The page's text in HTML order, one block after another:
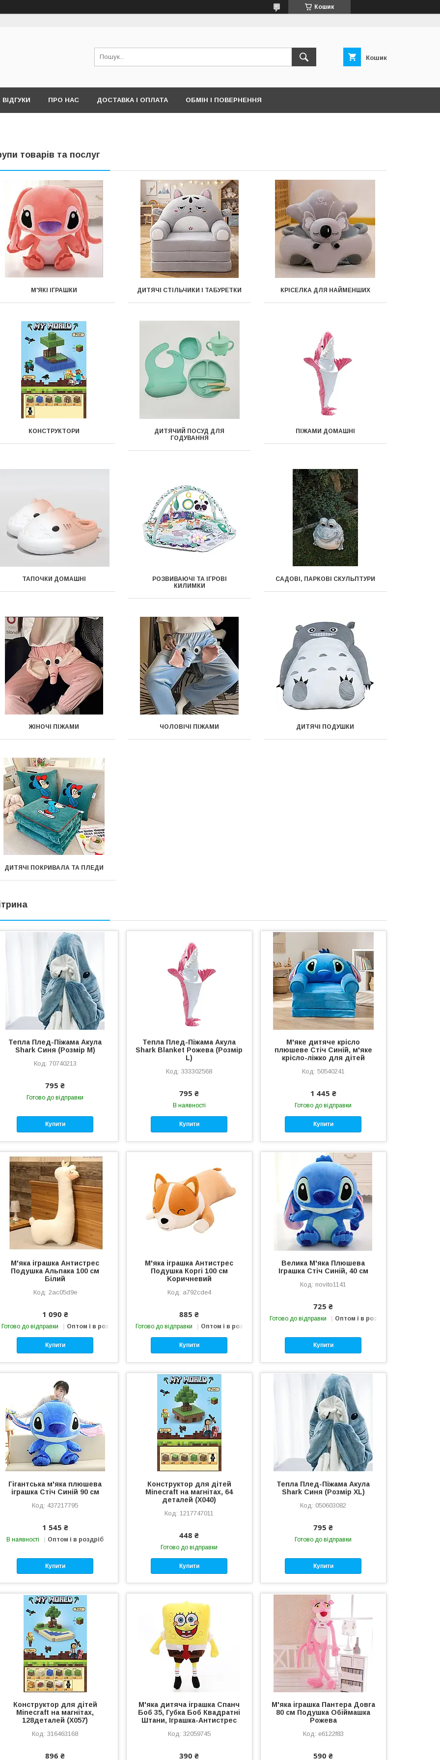
Кошик
Кошик
ВІДГУКИ ПРО НАС ДОСТАВКА І ОПЛАТА ОБМІН І ПОВЕРНЕННЯ
товарів та послуг
М'ЯКІ ІГРАШКИ ДИТЯЧІ СТІЛЬЧИКИ І ТАБУРЕТКИ КРІСЕЛКА ДЛЯ НАЙМЕНШИХ
КОНСТРУКТОРИ
ДИТЯЧИЙ ПОСУД ДЛЯ
ГОДУВАННЯ
ПІЖАМИ ДОМАШНІ
ТАПОЧКИ ДОМАШНІ
РОЗВИВАЮЧІ ТА ІГРОВІ
КИЛИМКИ
САДОВІ, ПАРКОВІ СКУЛЬПТУРИ
ЖІНОЧІ ПІЖАМИ ЧОЛОВІЧІ ПІЖАМИ ДИТЯЧІ ПОДУШКИ
ДИТЯЧІ ПОКРИВАЛА ТА ПЛЕДИ
Тепла Плед-Піжама Акула
Shark Синя (Розмір М)
70740213
795 ₴
Готово до відправки
Купити
Тепла Плед-Піжама Акула
Shark Blanket Рожева (Розмір
L)
333302568
795 ₴
В наявності
Купити
М'яке дитяче крісло
плюшеве Стіч Синій, м'яке
крісло-ліжко для дітей
50540241
1 445 ₴
Готово до відправки
Купити
М'яка іграшка Антистрес
Подушка Альпака 100 см
Білий
2ac05d9e
1 090 ₴
Готово до відправки Оптом і в роздріб
Купити
М'яка іграшка Антистрес
Подушка Коргі 100 см
Kоричневий
a792cde4
885 ₴
Готово до відправки Оптом і в роздріб
Купити
Велика М'яка Плюшева
Іграшка Стіч Синій, 40 см
novito1141
725 ₴
Готово до відправки Оптом і в роздріб
Купити
Гігантська м'яка плюшева
іграшка Стіч Синій 90 см
437217795
1 545 ₴
В наявності Оптом і в роздріб
Купити
Конструктор для дітей
Minecraft на магнітах, 64
деталей (Х040)
1217747011
448 ₴
Готово до відправки
Купити
Тепла Плед-Піжама Акула
Shark Синя (Розмір XL)
050603082
795 ₴
Готово до відправки
Купити
Конструктор для дітей
Minecraft на магнітах,
128деталей (Х057)
316463168
896 ₴
М'яка дитяча іграшка Спанч
Боб 35, Губка Боб Квадратні
Штани, Іграшка-Антистрес
32059745
390 ₴
М'яка іграшка Пантера Довга
80 см Подушка Обіймашка
Рожева
e6122f83
590 ₴